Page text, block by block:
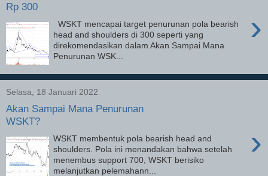
Rp 300
›
WSKT mencapai target penurunan pola bearish
head and shoulders di 300 seperti yang
direkomendasikan dalam Akan Sampai Mana
Penurunan WSK...
Selasa, 18 Januari 2022
Akan Sampai Mana Penurunan
WSKT?
›
WSKT membentuk pola bearish head and
shoulders. Pola ini menandakan bahwa setelah
menembus support 700, WSKT berisiko
melanjutkan pelemahann...